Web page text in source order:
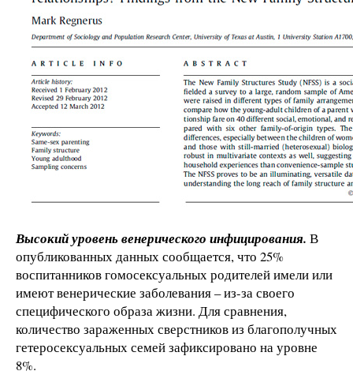
Высокий уровень венерического инфицирования. В
опубликованных данных сообщается, что 25%
воспитанников гомосексуальных родителей имели или
имеют венерические заболевания – из-за своего
специфического образа жизни. Для сравнения,
количество зараженных сверстников из благополучных
гетеросексуальных семей зафиксировано на уровне
8%.